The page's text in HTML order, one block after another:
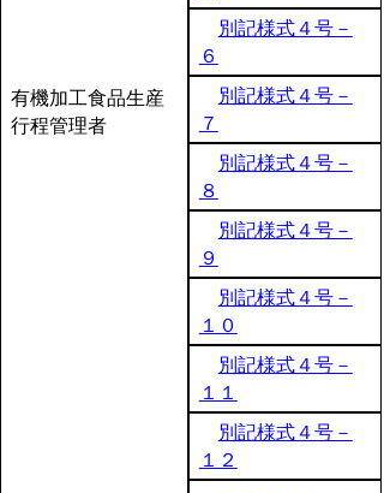
有機加工食品生産
行程管理者
別記様式４号－
６
別記様式４号－
７
別記様式４号－
８
別記様式４号－
９
別記様式４号－
１０
別記様式４号－
１１
別記様式４号－
１２